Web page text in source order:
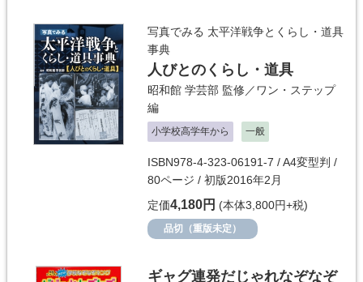
写真でみる 太平洋戦争とくらし・道具
事典
人びとのくらし・道具
昭和館 学芸部 監修／ ワン・ステップ
編
小学校高学年から 一般
ISBN978-4-323-06191-7 / A4変型判 /
80ページ / 初版2016年2月
定価4,180円 (本体3,800円+税)
品切（重版未定）
ギャグ連発だじゃれなぞなぞ